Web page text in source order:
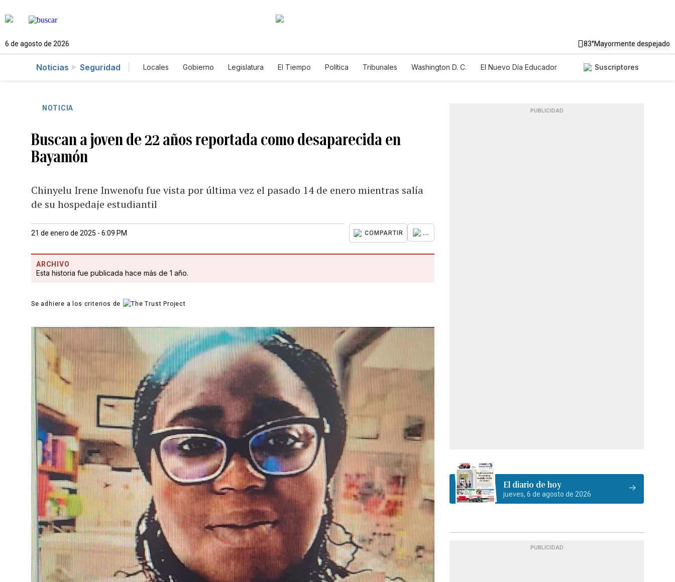
6 de agosto de 2026 83°Mayormente despejado
Noticias Seguridad Locales Gobierno Legislatura El Tiempo Política Tribunales Washington D. C.
El Nuevo Día Educador
Suscriptores
NOTICIA
Buscan a joven de 22 años reportada como desaparecida en
Bayamón
Chinyelu Irene Inwenofu fue vista por última vez el pasado 14 de enero mientras salía
de su hospedaje estudiantil
21 de enero de 2025 - 6:09 PM COMPARTIR ...
ARCHIVO
Esta historia fue publicada hace más de 1 año.
Se adhiere a los criterios de
PUBLICIDAD
El diario de hoy
jueves, 6 de agosto de 2026
PUBLICIDAD